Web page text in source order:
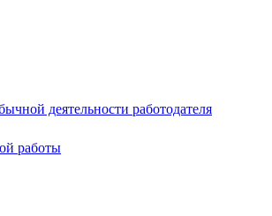
деятельности работодателя
работы